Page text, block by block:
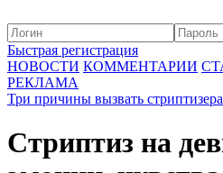
Быстрая регистрация
НОВОСТИ КОММЕНТАРИИ
РЕКЛАМА
Три причины вызвать
Стриптиз на